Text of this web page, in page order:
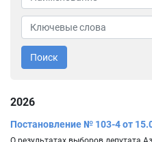
Поиск
2026
Постановление № 103-4 от